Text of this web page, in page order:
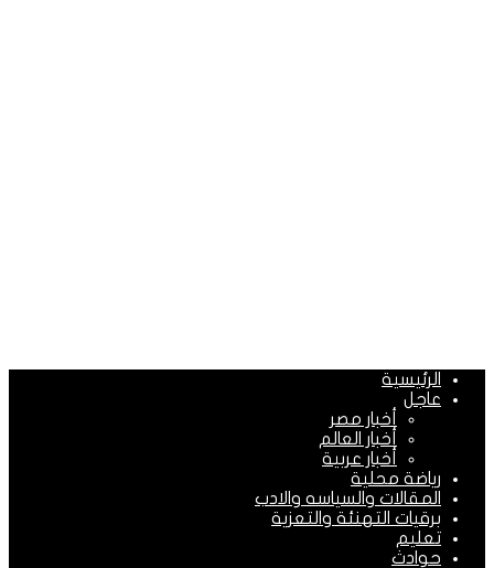
الرئيسية
عاجل
أخبار مصر
أخبار العالم
أخبار عربية
رياضة محلية
المقالات والسياسه والادب
برقيات التهنئة والتعزية
تعليم
حوادث